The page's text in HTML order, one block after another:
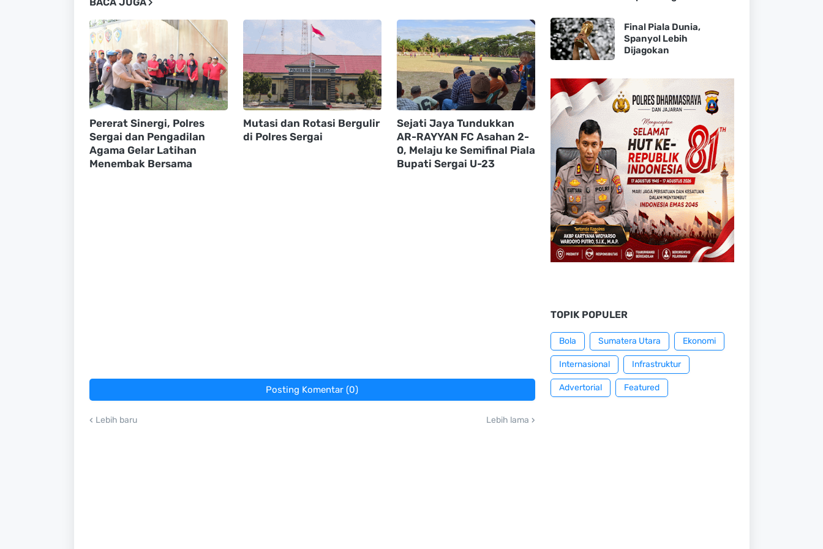
Pererat Sinergi, Polres
Sergai dan Pengadilan
Agama Gelar Latihan
Menembak Bersama
Mutasi dan Rotasi Bergulir
di Polres Sergai
Sejati Jaya Tundukkan
AR-RAYYAN FC Asahan 2-
0, Melaju ke Semifinal Piala
Bupati Sergai U-23
Posting Komentar (0)
Lebih baru Lebih lama
Final Piala Dunia,
Spanyol Lebih
Dijagokan
TOPIK POPULER
Bola Sumatera Utara Ekonomi
Internasional Infrastruktur
Advertorial Featured